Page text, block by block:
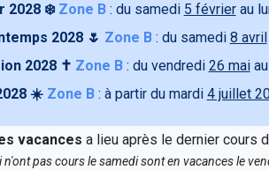
2028 ❄️ Zone B: du samedi 5 févrierau
2028 🌷 Zone B: du samedi 8 avril
2028 ✝️ Zone B: du vendredi 26 mai
☀️ Zone B: à partir du mardi 4 juillet
vacances a lieu après le dernier cours
n'ont pas cours le samedi sont en vacances le